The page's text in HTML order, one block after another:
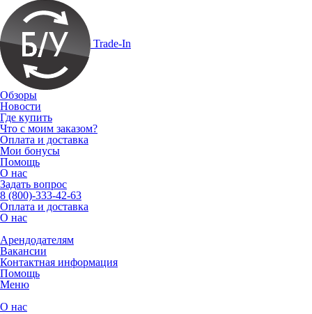
Trade-In
Обзоры
Новости
Где купить
Что с моим заказом?
Оплата и доставка
Мои бонусы
Помощь
О нас
Задать вопрос
8 (800)-333-42-63
Оплата и доставка
О нас
Арендодателям
Вакансии
Контактная информация
Помощь
Меню
О нас